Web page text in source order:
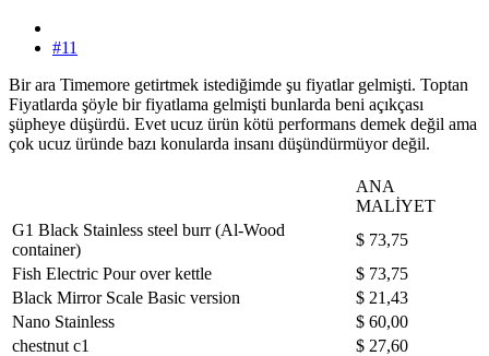
#11
Bir ara Timemore getirtmek istediğimde şu fiyatlar gelmişti. Toptan
Fiyatlarda şöyle bir fiyatlama gelmişti bunlarda beni açıkçası
şüpheye düşürdü. Evet ucuz ürün kötü performans demek değil ama
çok ucuz üründe bazı konularda insanı düşündürmüyor değil.
ANA
MALİYET
G1 Black Stainless steel burr (Al-Wood
container)
$ 73,75
Fish Electric Pour over kettle
$ 73,75
Black Mirror Scale Basic version
$ 21,43
Nano Stainless
$ 60,00
chestnut c1
$ 27,60